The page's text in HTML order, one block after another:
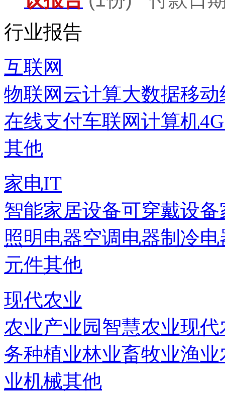
行业报告
互联网
物联网 云计算大数据移动
在线支付车联网计算机
其他
家电IT
智能家居设备可穿戴设备
照明电器空调电器制冷电
元件其他
现代农业
农业产业园智慧农业现代
务种植业林业畜牧业渔业
业机械其他